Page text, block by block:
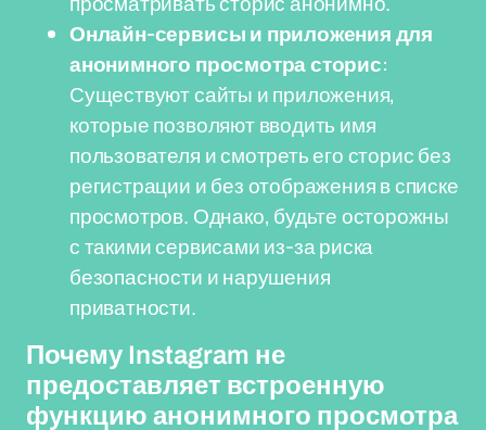
Онлайн-сервисы и приложения для
анонимного просмотра сторис:
Существуют сайты и приложения,
которые позволяют вводить имя
пользователя и смотреть его сторис без
регистрации и без отображения в списке
просмотров. Однако, будьте осторожны
с такими сервисами из-за риска
безопасности и нарушения
приватности.
Почему Instagram не
предоставляет встроенную
функцию анонимного просмотра